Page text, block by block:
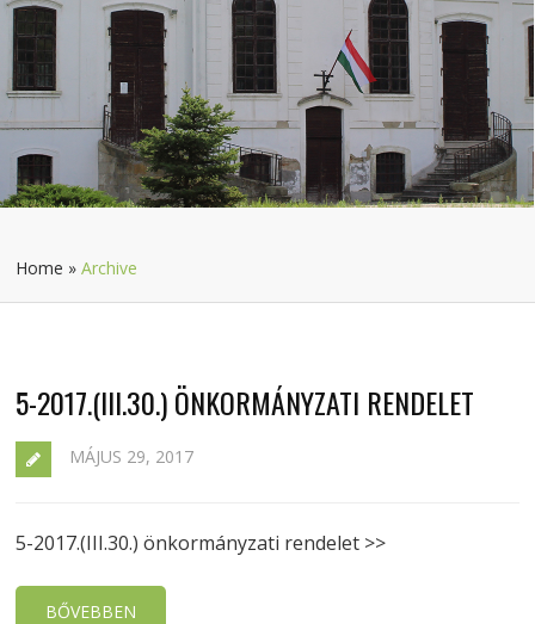
Home »Archive
5-2017.(III.30.) ÖNKORMÁNYZATI RENDELET
MÁJUS 29, 2017
5-2017.(III.30.) önkormányzati rendelet >>
BŐVEBBEN